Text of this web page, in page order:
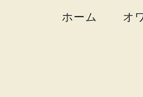
ホーム オ